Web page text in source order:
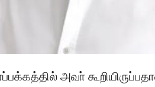
அவா்